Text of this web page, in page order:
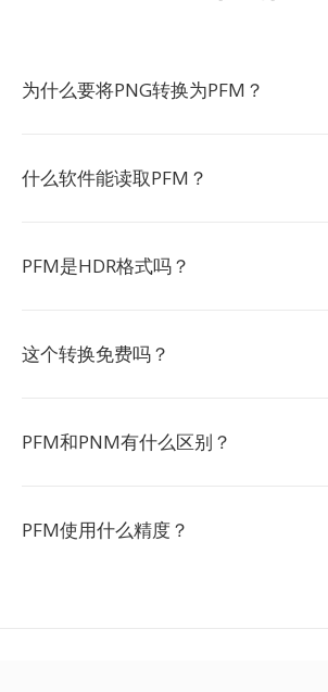
为什么要将PNG转换为PFM？
什么软件能读取PFM？
PFM是HDR格式吗？
这个转换免费吗？
PFM和PNM有什么区别？
PFM使用什么精度？